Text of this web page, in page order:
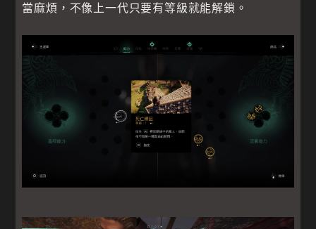
當麻煩，不像上一代只要有等級就能解鎖。